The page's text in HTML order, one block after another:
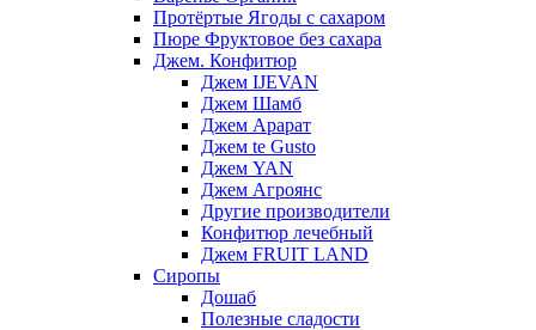
Протёртые Ягоды с сахаром
Пюре Фруктовое без сахара
Джем. Конфитюр
Джем IJEVAN
Джем Шамб
Джем Арарат
Джем te Gusto
Джем YAN
Джем Агроянс
Другие производители
Конфитюр лечебный
Джем FRUIT LAND
Сиропы
Дошаб
Полезные сладости